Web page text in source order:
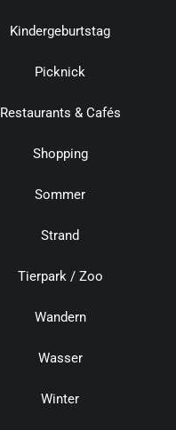
Kindergeburtstag
Picknick
Restaurants & Cafés
Shopping
Sommer
Strand
Tierpark / Zoo
Wandern
Wasser
Winter